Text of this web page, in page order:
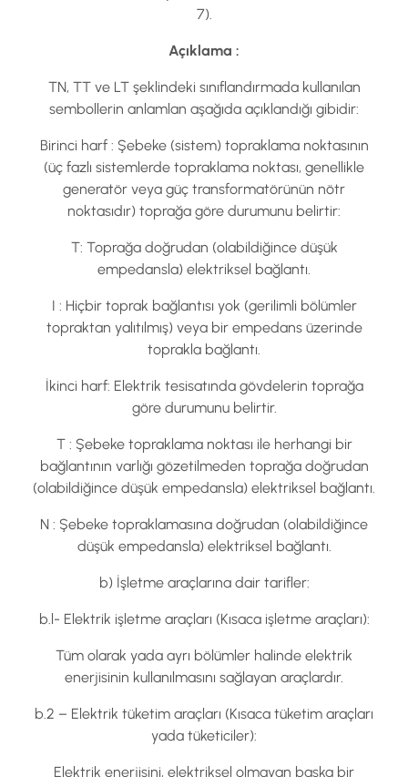
7).
Açıklama :
TN, TT ve LT şeklindeki sınıflandırmada kullanılan
sembollerin anlamlan aşağıda açıklandığı gibidir:
Birinci harf : Şebeke (sistem) topraklama noktasının
(üç fazlı sistemlerde topraklama noktası, genellikle
generatör veya güç transformatörünün nötr
noktasıdır) toprağa göre durumunu belirtir:
T: Toprağa doğrudan (olabildiğince düşük
empedansla) elektriksel bağlantı.
I : Hiçbir toprak bağlantısı yok (gerilimli bölümler
topraktan yalıtılmış) veya bir empedans üzerinde
toprakla bağlantı.
İkinci harf: Elektrik tesisatında gövdelerin toprağa
göre durumunu belirtir.
T : Şebeke topraklama noktası ile herhangi bir
bağlantının varlığı gözetilmeden toprağa doğrudan
(olabildiğince düşük empedansla) elektriksel bağlantı.
N : Şebeke topraklamasına doğrudan (olabildiğince
düşük empedansla) elektriksel bağlantı.
b) İşletme araçlarına dair tarifler:
b.l- Elektrik işletme araçları (Kısaca işletme araçları):
Tüm olarak yada ayrı bölümler halinde elektrik
enerjisinin kullanılmasını sağlayan araçlardır.
b.2 – Elektrik tüketim araçları (Kısaca tüketim araçları
yada tüketiciler):
Elektrik enerjisini, elektriksel olmayan başka bir